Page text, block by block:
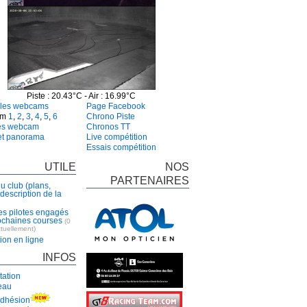
Piste : 20.43°C - Air : 16.99°C
webcams
1, 2, 3, 4, 5, 6
webcam
panorama
Page Facebook
Chrono Piste
Chronos TT
Live compétition
Essais compétition
UTILE
club (plans,
de la
pilotes engagés
courses (0
en ligne
INFOS
NOS
PARTENAIRES